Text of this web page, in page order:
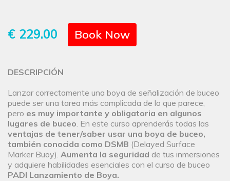
€ 229.00 Book Now
DESCRIPCIÓN
Lanzar correctamente una boya de señalización de buceo
puede ser una tarea más complicada de lo que parece,
pero es muy importante y obligatoria en algunos
lugares de buceo. En este curso aprenderás todas las
ventajas de tener/saber usar una boya de buceo,
también conocida como DSMB (Delayed Surface
Marker Buoy). Aumenta la seguridad de tus inmersiones
y adquiere habilidades esenciales con el curso de buceo
PADI Lanzamiento de Boya.